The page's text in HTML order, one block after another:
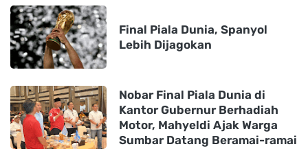
Final Piala Dunia, Spanyol
Lebih Dijagokan
Nobar Final Piala Dunia di
Kantor Gubernur Berhadiah
Motor, Mahyeldi Ajak Warga
Sumbar Datang Beramai-ramai